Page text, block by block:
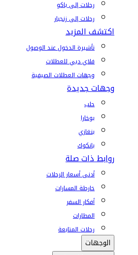
رحلات إلى باكو
رحلات إلى زنجبار
اكتشف المزيد
تأشيرة الدخول عند الوصول
فلاي دبي للعطلات
وجهات العطلات الصيفية
وجهات جديدة
حلب
بوخارا
بنغازي
بانكوك
روابط ذات صلة
أدنى أسعار الرحلات
خارطة المسارات
أفكار السفر
المطارات
رحلات المتابعة
الوجهات